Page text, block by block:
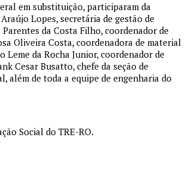
em substituição, participaram da
Lopes, secretária de gestão de
da Costa Filho, coordenador de
Oliveira Costa, coordenadora de material
Leme da Rocha Junior, coordenador de
Cesar Busatto, chefe da seção de
além de toda a equipe de engenharia do
Social do TRE-RO.